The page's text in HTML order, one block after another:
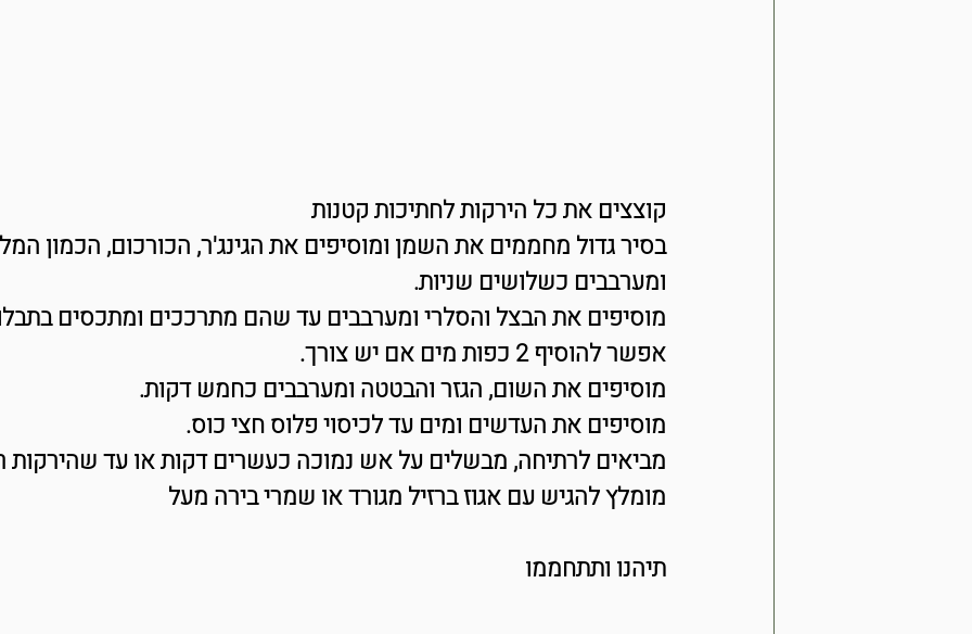
קוצצים את כל הירקות לחתיכות קטנות
בסיר גדול מחממים את השמן ומוסיפים את הגינג'ר, הכורכום, הכמון
ומערבבים כשלושים שניות.
מוסיפים את הבצל והסלרי ומערבבים עד שהם מתרככים ומתכסים
אפשר להוסיף 2 כפות מים אם יש צורך.
מוסיפים את השום, הגזר והבטטה ומערבבים כחמש דקות.
מוסיפים את העדשים ומים עד לכיסוי פלוס חצי כוס.
מביאים לרתיחה, מבשלים על אש נמוכה כעשרים דקות או עד שהירקות
מומלץ להגיש עם אגוז ברזיל מגורד או שמרי בירה מעל
תיהנו ותתחממו